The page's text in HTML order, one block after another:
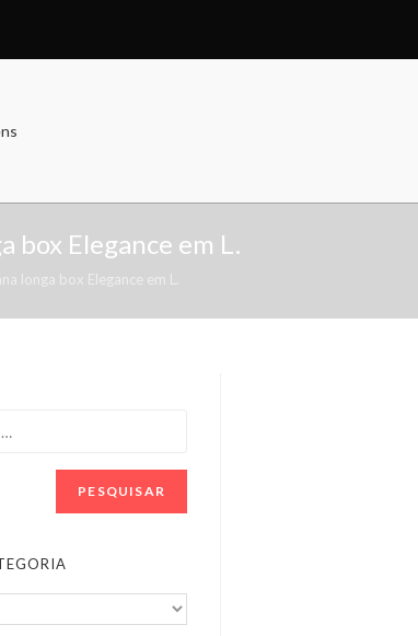
box Elegance em L.
longa box Elegance em L.
PESQUISAR